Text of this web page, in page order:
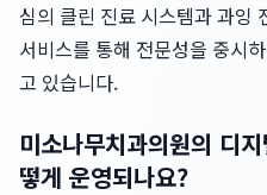
심의 클린 진료 시스템과 과잉
서비스를 통해 전문성을 중시
고 있습니다.
미소나무치과의원의 디
떻게 운영되나요?